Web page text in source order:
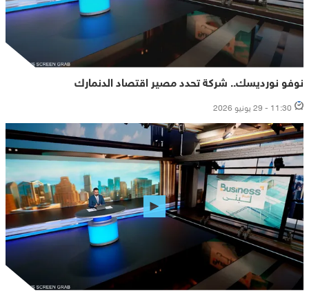
نوفو نورديسك.. شركة تحدد مصير اقتصاد الدنمارك
11:30 - 29 يونيو 2026